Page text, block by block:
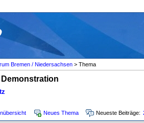
Bremen / Niedersachsen > Thema
Demonstration
Neues Thema Neueste Beiträge: